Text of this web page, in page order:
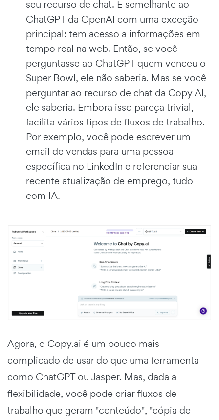
seu recurso de chat. É semelhante ao
ChatGPT da OpenAI com uma exceção
principal: tem acesso a informações em
tempo real na web. Então, se você
perguntasse ao ChatGPT quem venceu o
Super Bowl, ele não saberia. Mas se você
perguntar ao recurso de chat da Copy AI,
ele saberia. Embora isso pareça trivial,
facilita vários tipos de fluxos de trabalho.
Por exemplo, você pode escrever um
email de vendas para uma pessoa
específica no LinkedIn e referenciar sua
recente atualização de emprego, tudo
com IA.
Agora, o Copy.ai é um pouco mais
complicado de usar do que uma ferramenta
como ChatGPT ou Jasper. Mas, dada a
flexibilidade, você pode criar fluxos de
trabalho que geram "conteúdo", "cópia de